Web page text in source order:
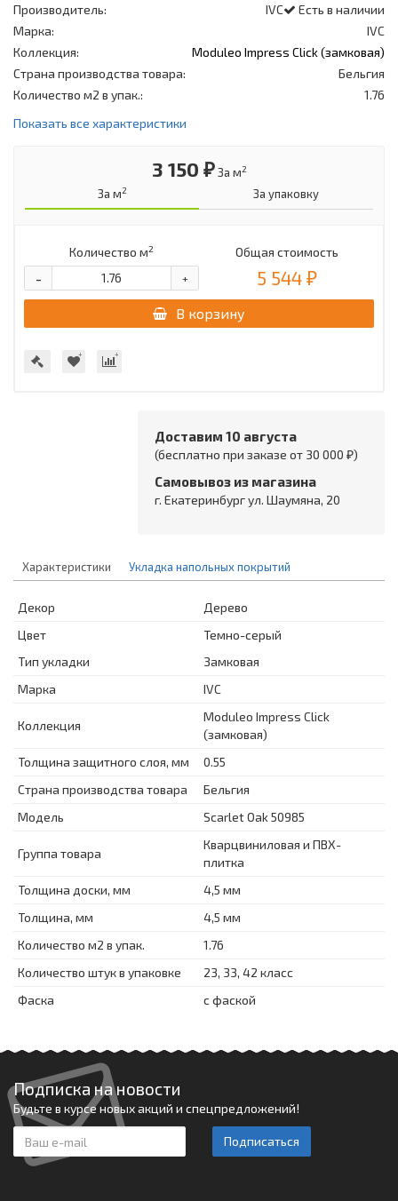
Есть в наличии
Производитель:
IVC
Марка:
IVC
Коллекция:
Moduleo Impress Click (замковая)
Страна производства товара:
Бельгия
Количество м2 в упак.:
1.76
Показать все характеристики
3 150 ₽ За м2
За м2 За упаковку
Количество м2
+
-
Общая стоимость
5 544 ₽
В корзину
Доставим 10 августа
(бесплатно при заказе от 30 000 ₽)
Самовывоз из магазина
г. Екатеринбург ул. Шаумяна, 20
Характеристики Укладка напольных покрытий
Декор
Дерево
Цвет
Темно-серый
Тип укладки
Замковая
Марка
IVC
Коллекция
Moduleo Impress Click
(замковая)
Толщина защитного слоя, мм
0.55
Страна производства товара
Бельгия
Модель
Scarlet Oak 50985
Группа товара
Кварцвиниловая и ПВХ-
плитка
Толщина доски, мм
4,5 мм
Толщина, мм
4,5 мм
Количество м2 в упак.
1.76
Количество штук в упаковке
23, 33, 42 класс
Фаска
с фаской
Подписка на новости
Будьте в курсе новых акций и спецпредложений!
Подписаться